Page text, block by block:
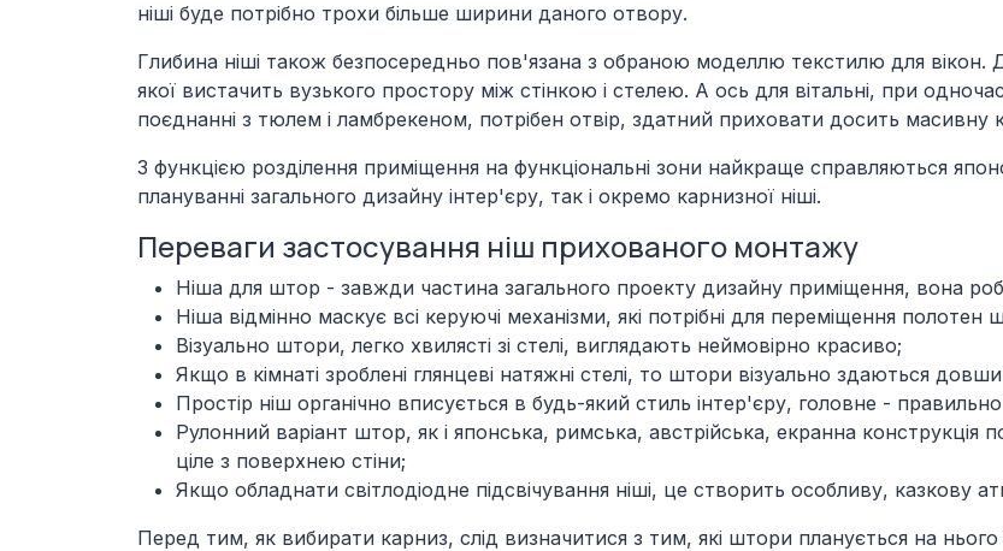
ніші буде потрібно трохи більше ширини даного отвору.
Глибина ніші також безпосередньо пов'язана з обраною моделлю текстилю для вікон.
якої вистачить вузького простору між стінкою і стелею. А ось для вітальні, при
поєднанні з тюлем і ламбрекеном, потрібен отвір, здатний приховати досить масивну
З функцією розділення приміщення на функціональні зони найкраще справляються
плануванні загального дизайну інтер'єру, так і окремо карнизної ніші.
Переваги застосування ніш прихованого монтажу
Ніша для штор - завжди частина загального проекту дизайну приміщення, вона
Ніша відмінно маскує всі керуючі механізми, які потрібні для переміщення полотен
Візуально штори, легко хвилясті зі стелі, виглядають неймовірно красиво;
Якщо в кімнаті зроблені глянцеві натяжні стелі, то штори візуально здаються
Простір ніш органічно вписується в будь-який стиль інтер'єру, головне -
Рулонний варіант штор, як і японська, римська, австрійська, екранна
ціле з поверхнею стіни;
Якщо обладнати світлодіодне підсвічування ніші, це створить особливу, казкову
Перед тим, як вибирати карниз, слід визначитися з тим, які штори планується на нього